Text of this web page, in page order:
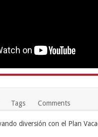
Tags Comments
diversión con el Plan